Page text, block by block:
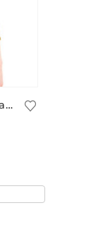
Eleganter gold-weißer Turnanzug ANIKE/1